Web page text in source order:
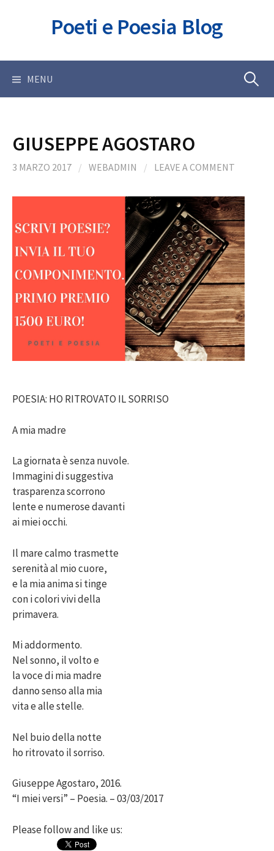
Poeti e Poesia Blog
MENU Ricerca
GIUSEPPE AGOSTARO
3 MARZO 2017 / WEBADMIN / LEAVE A COMMENT
POESIA: HO RITROVATO IL SORRISO
A mia madre
La giornata è senza nuvole.
Immagini di suggestiva
trasparenza scorrono
lente e numerose davanti
ai miei occhi.
Il mare calmo trasmette
serenità al mio cuore,
e la mia anima si tinge
con i colori vivi della
primavera.
Mi addormento.
Nel sonno, il volto e
la voce di mia madre
danno senso alla mia
vita e alle stelle.
Nel buio della notte
ho ritrovato il sorriso.
Giuseppe Agostaro, 2016.
“I miei versi” – Poesia. – 03/03/2017
Please follow and like us: